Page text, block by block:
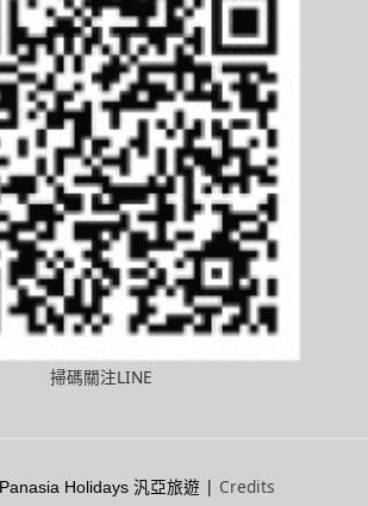
掃碼關注LINE
Panasia Holidays 汎亞旅遊 | Credits